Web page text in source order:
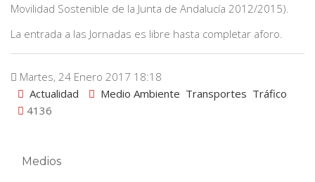
Movilidad Sostenible de la Junta de Andalucía 2012/2015).
La entrada a las Jornadas es libre hasta completar aforo.
Martes, 24 Enero 2017 18:18
Actualidad
Medio Ambiente Transportes Tráfico
4136
Medios